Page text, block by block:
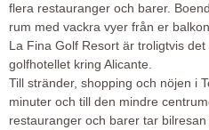
flera restauranger och barer.
rum med vackra vyer från er
La Fina Golf Resort är troligtvis
golfhotellet kring Alicante.
Till stränder, shopping och nöjen i
minuter och till den mindre
restauranger och barer tar